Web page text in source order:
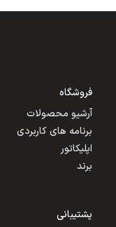
فروشگاه
آرشیو محصولات
برنامه های کاربردی
اپلیکاتور
برند
پشتیبانی